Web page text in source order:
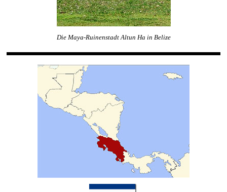
Die Maya-Ruinenstadt Altun Ha in Belize